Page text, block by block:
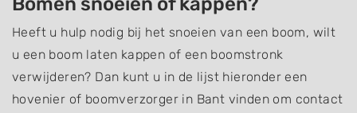
Heeft u hulp nodig bij het snoeien van een boom, wilt
u een boom laten kappen of een boomstronk
verwijderen? Dan kunt u in de lijst hieronder een
hovenier of boomverzorger in Bant vinden om contact